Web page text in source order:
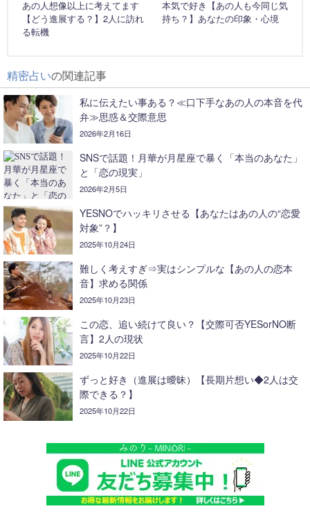
あの人想像以上に考えてます
【どう進展する？】2人に訪れ
る転機
本気で好き【あの人も今同じ気
持ち？】あなたの印象・心境
精密占いの関連記事
私に伝えたい事ある？≪口下手なあの人の本音を代
弁≫思惑＆交際意思
2026年2月16日
SNSで話題！月華が月星座で暴く「本当のあなた」
と「恋の現実」
2026年2月5日
YESNOでハッキリさせる【あなたはあの人の“恋愛
対象”？】
2025年10月24日
難しく考えすぎ⇒実はシンプルな【あの人の恋本
音】求める関係
2025年10月23日
この恋、追い続けて良い？【交際可否YESorNO断
言】2人の現状
2025年10月22日
ずっと好き（進展は曖昧）【長期片想い◆2人は交
際できる？】
2025年10月22日